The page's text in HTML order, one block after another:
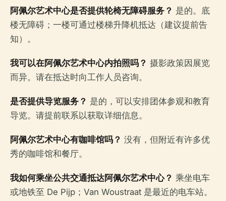
阿佩尔艺术中心是否提供轮椅无障碍服务？ 是的。底
楼无障碍；一楼可通过楼梯升降机抵达（建议提前告
知）。
我可以在阿佩尔艺术中心内拍照吗？ 摄影政策因展览
而异。请在抵达时向工作人员咨询。
是否提供导览服务？ 是的，可以安排团体参观和教育
导览。请提前联系以获取详细信息。
阿佩尔艺术中心有咖啡馆吗？ 没有，但附近有许多优
秀的咖啡馆和餐厅。
我如何乘坐公共交通抵达阿佩尔艺术中心？ 乘坐电车
或地铁至 De Pijp；Van Woustraat 是最近的电车站。